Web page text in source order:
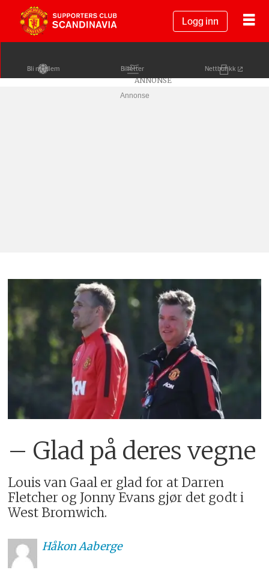
Logg inn
Bli medlem Billetter Nettbutikk
Annonse
– Glad på deres vegne
Louis van Gaal er glad for at Darren
Fletcher og Jonny Evans gjør det godt i
West Bromwich.
HåkonAaberge